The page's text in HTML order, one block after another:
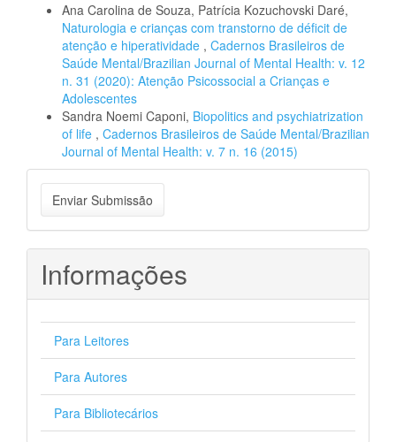
Ana Carolina de Souza, Patrícia Kozuchovski Daré,
Naturologia e crianças com transtorno de déficit de
atenção e hiperatividade , Cadernos Brasileiros de
Saúde Mental/Brazilian Journal of Mental Health: v. 12
n. 31 (2020): Atenção Psicossocial a Crianças e
Adolescentes
Sandra Noemi Caponi, Biopolitics and psychiatrization
of life , Cadernos Brasileiros de Saúde Mental/Brazilian
Journal of Mental Health: v. 7 n. 16 (2015)
Enviar
Submissão
Enviar Submissão
Informações
Para Leitores
Para Autores
Para Bibliotecários